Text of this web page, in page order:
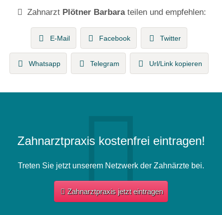
Zahnarzt Plötner Barbarateilen und empfehlen:
E-Mail Facebook Twitter
Whatsapp Telegram Url/Link kopieren
Zahnarztpraxis kostenfrei eintragen!
Treten Sie jetzt unserem Netzwerk der Zahnärzte bei.
Zahnarztpraxis jetzt eintragen